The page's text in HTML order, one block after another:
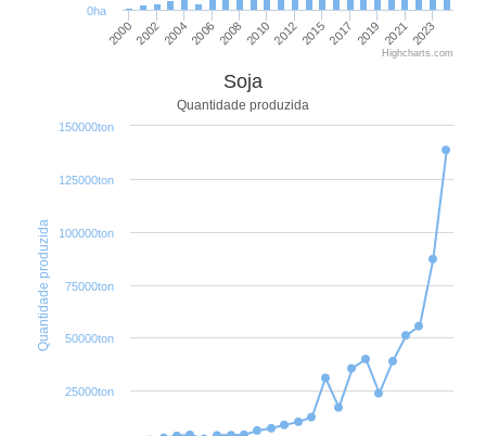
2000200220042006 2008 2010201220152017 2019 20212023
0ha
Highcharts.com
Quantidade produzida
Soja
Quantidade produzida
25000ton
50000ton
75000ton
100000ton
125000ton
150000ton